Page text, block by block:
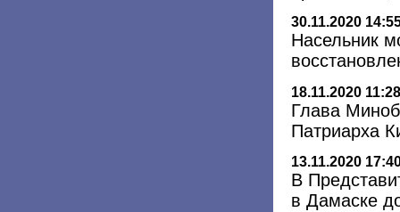
30.11.2020
Насельник
18.11.2020 11:28
Глава
Патриарха
13.11.2020
В
в Дамаске